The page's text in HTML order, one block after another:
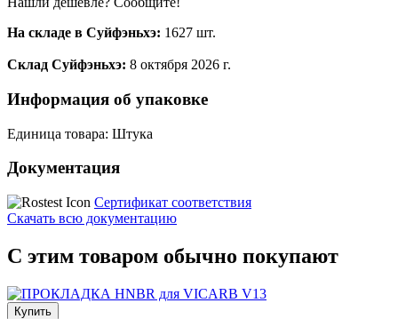
На складе в Суйфэньхэ: 1627 шт.
Склад Суйфэньхэ: 8 октября 2026 г.
Информация об упаковке
Единица товара: Штука
Документация
Сертификат соответствия
Скачать всю документацию
С этим товаром обычно покупают
Купить